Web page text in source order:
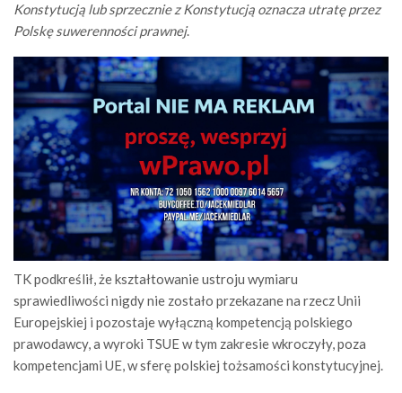
Konstytucją lub sprzecznie z Konstytucją oznacza utratę przez
Polskę suwerenności prawnej.
TK podkreślił, że kształtowanie ustroju wymiaru
sprawiedliwości nigdy nie zostało przekazane na rzecz Unii
Europejskiej i pozostaje wyłączną kompetencją polskiego
prawodawcy, a wyroki TSUE w tym zakresie wkroczyły, poza
kompetencjami UE, w sferę polskiej tożsamości konstytucyjnej.